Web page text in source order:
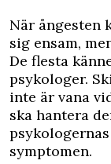
När ångesten
sig ensam,
De flesta
psykologer.
inte är vana
ska hantera
symptomen.